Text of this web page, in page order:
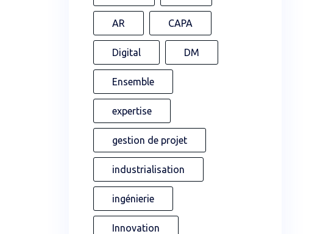
AR CAPA
Digital DM
Ensemble
expertise
gestion de projet
industrialisation
ingénierie
Innovation